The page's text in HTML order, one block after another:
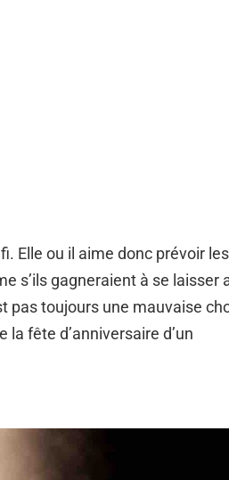
Elle ou il aime donc prévoir les
s’ils gagneraient à se laisser
pas toujours une mauvaise
la fête d’anniversaire d’un